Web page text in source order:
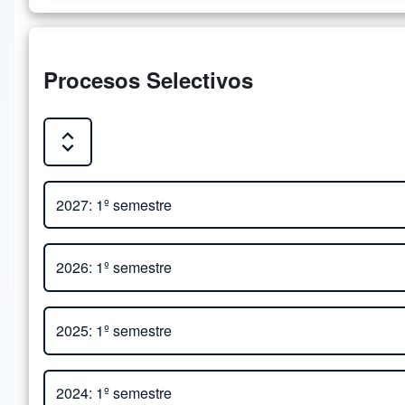
Procesos Selectivos
Expand or Collapse all sections
2027: 1º semestre
Close or Open tab vvja-pane-99407386-1-pane
Adjunto
Edital de Seleção para os cursos de mestrado
Edital de Seleção para os cursos de
Formulário de inscrição
2026: 1º semestre
Close or Open tab vvja-pane-99407386-2-pane
Adjunto
Edital para o Processo Seletivo de Mestrado
2025: 1º semestre
Close or Open tab vvja-pane-99407386-3-pane
Adjunto
2024: 1º semestre
Close or Open tab vvja-pane-99407386-4-pane